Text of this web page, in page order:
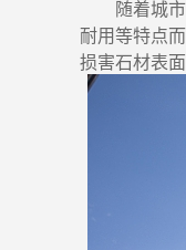
随着城
耐用等特点
损害石材表